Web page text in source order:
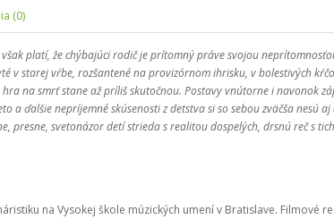
(0)
platí, že chýbajúci rodič je prítomný práve svojou
v starej vŕbe, rozšantené na provizórnom ihrisku, v bolestivých
na smrť stane až príliš skutočnou. Postavy vnútorne i navonok
a ďalšie nepríjemné skúsenosti z detstva si so sebou zväčša nesú
presne, svetonázor detí strieda s realitou dospelých, drsnú reč s
na Vysokej škole múzických umení v Bratislave. Filmové